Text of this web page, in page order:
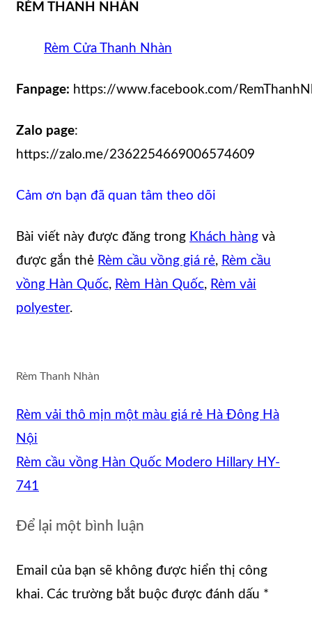
RÈM THANH NHÀN
Rèm Cửa Thanh Nhàn
Fanpage: https://www.facebook.com/
Zalo page:
https://zalo.me/2362254669006574609
Cảm ơn bạn đã quan tâm theo dõi
Bài viết này được đăng trong Khách hàng và
được gắn thẻ Rèm cầu vồng giá rẻ, Rèm cầu
vồng Hàn Quốc, Rèm Hàn Quốc, Rèm vải
polyester.
Rèm Thanh Nhàn
Rèm vải thô mịn một màu giá rẻ Hà Đông Hà
Nội
Rèm cầu vồng Hàn Quốc Modero Hillary HY-
741
Để lại một bình luận
Email của bạn sẽ không được hiển thị công
khai. Các trường bắt buộc được đánh dấu *